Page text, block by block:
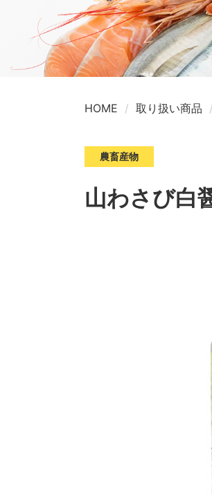
HOME 取り扱い商品
農畜産物
山わさび